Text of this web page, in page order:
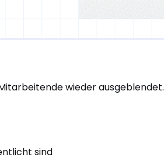
wieder ausgeblendet.
sind